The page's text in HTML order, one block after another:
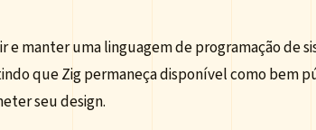
e manter uma linguagem de programação de
que Zig permaneça disponível como bem
seu design.